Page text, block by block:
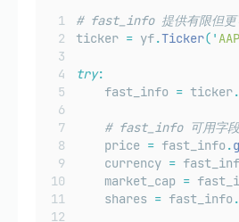
# fast_info 提供有限但更
ticker = yf.Ticker( '
try:
    fast_info
= ticker.
# fast_info 可用字
    price
= fast_info .
    currency
=
    market_cap
=
    shares
= fast_info .